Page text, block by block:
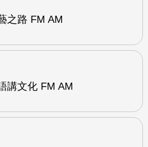
之路 FM AM
講文化 FM AM